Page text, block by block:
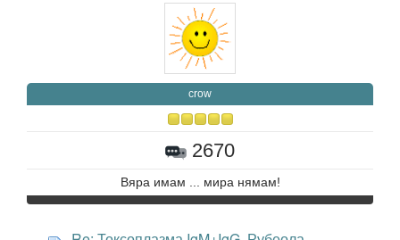
crow
2670
Вяра имам ... мира нямам!